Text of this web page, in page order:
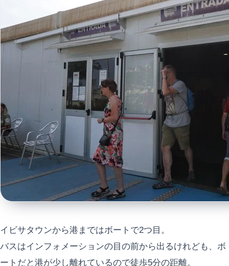
イビサタウンから港まではボートで2つ目。
バスはインフォメーションの目の前から出るけれども、ボ
ートだと港が少し離れているので徒歩5分の距離。